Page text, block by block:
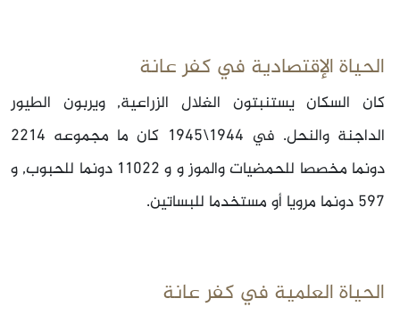
الحياة الإقتصادية في كفر عانة
كان السكان يستنبتون الغلال الزراعية, ويربون الطيور
الداجنة والنحل. في 1944\1945 كان ما مجموعه 2214
دونما مخصصا للحمضيات والموز و و 11022 دونما للحبوب, و
597 دونما مرويا أو مستخدما للبساتين.
الحياة العلمية في كفر عانة